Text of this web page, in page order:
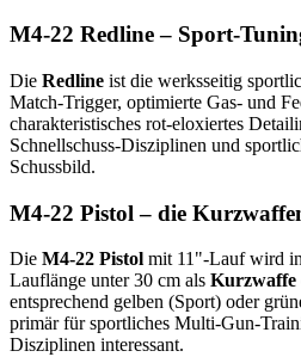
M4-22 Redline – Sport-
Die Redline ist die werksseitig
Match-Trigger, optimierte Gas- und
charakteristisches rot-eloxiertes
Schnellschuss-Disziplinen und
Schussbild.
M4-22 Pistol – die
Die M4-22 Pistol mit 11"-Lauf wird
Lauflänge unter 30 cm als Kurzwaffe
entsprechend gelben (Sport) oder
primär für sportliches Multi-Gun-
Disziplinen interessant.